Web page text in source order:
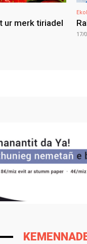
ur merk tiriadel
17/